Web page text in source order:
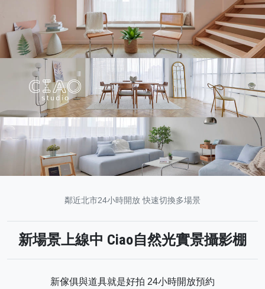
鄰近北市24小時開放 快速切換多場景
新場景上線中 Ciao自然光實景攝影棚
新傢俱與道具就是好拍 24小時開放預約